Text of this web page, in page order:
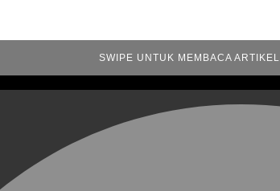
SWIPE UNTUK MEMBACA ARTIKEL